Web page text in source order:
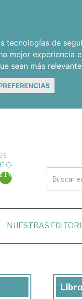
tecnologías de
mejor experiencia
sean más
NUESTRAS